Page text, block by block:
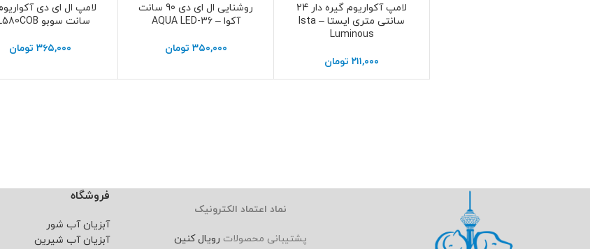
اطلاعات بیشتر
لامپ آکواریوم گیره دار 24
سانتی متری ایستا – Ista
Luminous
۲۱۱,۰۰۰ تومان
اطلاعات بیشتر
روشنایی ال ای دی 90 سانت
آکوا – AQUA LED-36
۳۵۰,۰۰۰ تومان
اطلاعات بیشتر
سانت سوبو AL580COB
۳۶۵,۰۰۰ تومان
نماد اعتماد الکترونیک
پشتیبانی محصولات رویال کنین
فروشگاه
آبزیان آب شور
آبزیان آب شیرین